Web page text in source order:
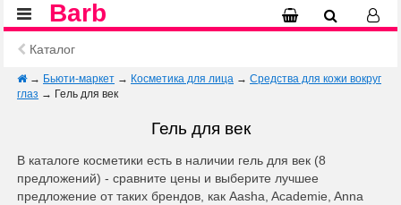
Barb
Каталог
→ Бьюти-маркет → Косметика для лица → Средства для кожи вокруг
глаз → Гель для век
Гель для век
В каталоге косметики есть в наличии гель для век (8
предложений) - сравните цены и выберите лучшее
предложение от таких брендов, как Aasha, Academie, Anna